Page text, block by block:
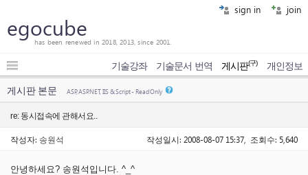
sign in join
egocube
has been renewed in 2018, 2013, since 2001.
기술강좌 기술문서 번역 게시판(구) 개인정보
게시판 본문 ASP, ASP.NET, IIS & Script - Read Only
re: 동시접속에 관해서요..
작성자: 송원석 작성일시: 2008-08-07 15:37, 조회수: 5,640
안녕하세요? 송원석입니다. ^_^